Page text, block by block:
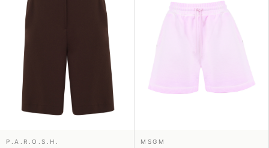
P.A.R.O.S.H. MSGM